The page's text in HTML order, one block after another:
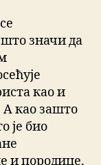
значи да
као и
А као зашто
је био
и породице.